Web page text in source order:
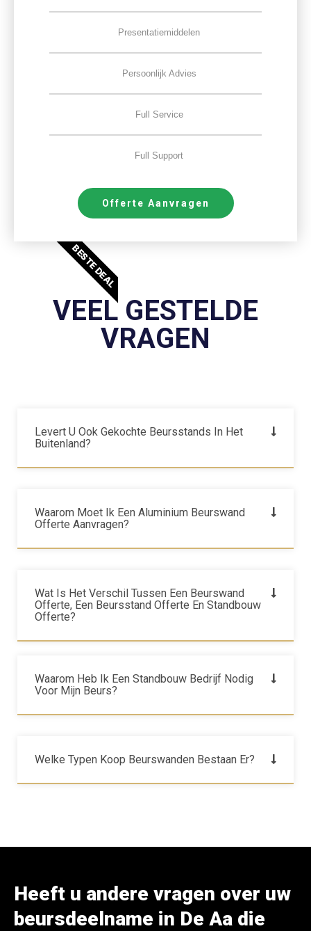
Presentatiemiddelen
Persoonlijk Advies
Full Service
Full Support
Offerte Aanvragen
BESTE DEAL
VEEL GESTELDE
VRAGEN
Levert U Ook Gekochte Beursstands In Het
Buitenland?
Waarom Moet Ik Een Aluminium Beurswand
Offerte Aanvragen?
Wat Is Het Verschil Tussen Een Beurswand
Offerte, Een Beursstand Offerte En Standbouw
Offerte?
Waarom Heb Ik Een Standbouw Bedrijf Nodig
Voor Mijn Beurs?
Welke Typen Koop Beurswanden Bestaan Er?
Heeft u andere vragen over uw
beursdeelname in De Aa die